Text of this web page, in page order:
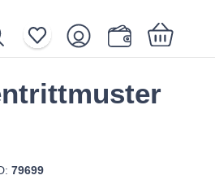
ist noch leer.
79699